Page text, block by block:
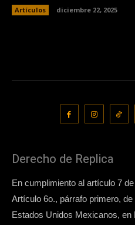
Artículos diciembre 22, 2025
Derecho de Replica
En cumplimiento al artículo 7
Artículo 6o., párrafo primero,
Estados Unidos Mexicanos, en